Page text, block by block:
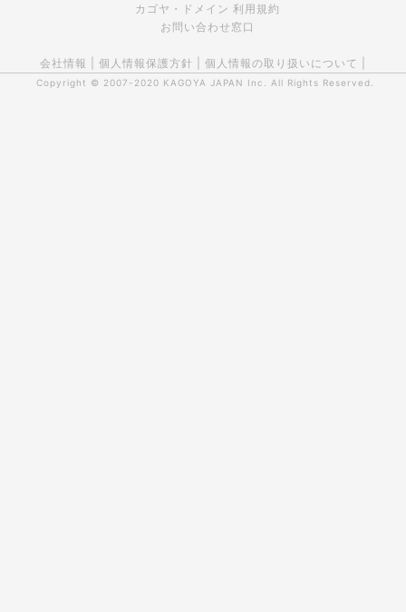
カゴヤ・ドメイン 利用規約
お問い合わせ窓口
会社情報 個人情報保護方針 個人情報の取り扱いについて
Copyright © 2007-2020 KAGOYA JAPAN Inc. All Rights Reserved.